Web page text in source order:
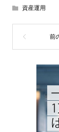
資産運用